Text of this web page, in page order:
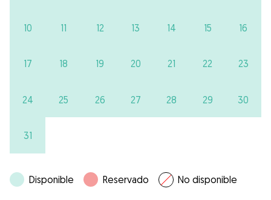
10 11 12 13 14 15 16
17 18 19 20 21 22 23
24 25 26 27 28 29 30
31
Disponible Reservado No disponible